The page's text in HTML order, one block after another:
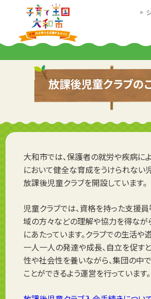
放課後児童クラブの
大和市では、保護者の就労や疾病に
において健全な育成をうけられない
放課後児童クラブを開設しています。
児童クラブでは、資格を持った支援
域の方々などの理解や協力を得なが
にあたっています。クラブでの生活や
一人一人の発達や成長、自立を促す
性や社会性を養いながら、集団の中
ことができるよう運営を行っています。